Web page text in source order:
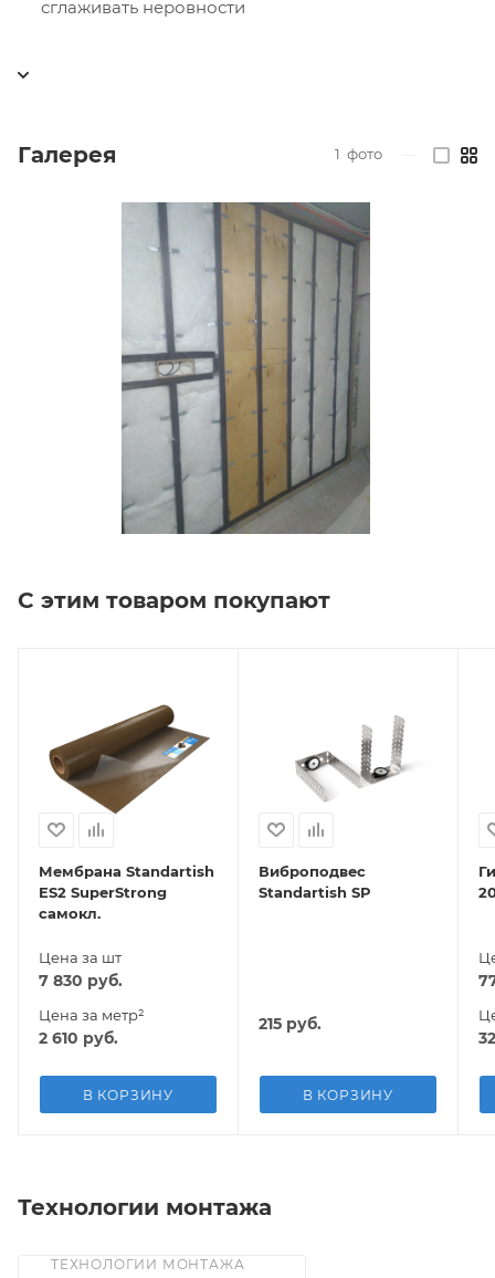
сглаживать неровности
Галерея 1 фото
С этим товаром покупают
Мембрана Standartish
ES2 SuperStrong
самокл.
Цена за шт
7 830 руб.
Цена за метр²
2 610 руб.
В КОРЗИНУ
Виброподвес
Standartish SP
215 руб.
В КОРЗИНУ
Технологии монтажа
ТЕХНОЛОГИИ МОНТАЖА